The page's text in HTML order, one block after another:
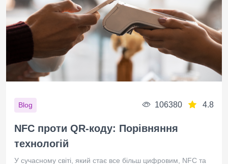
Blog 106380 4.8
NFC проти QR-коду: Порівняння
технологій
У сучасному світі, який стає все більш цифровим, NFC та